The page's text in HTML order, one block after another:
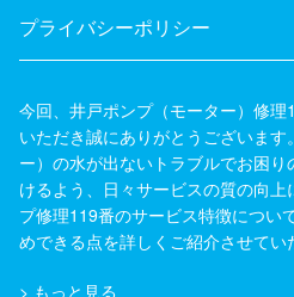
プライバシーポリシー
今回、井戸ポンプ（モーター）修
いただき誠にありがとうございま
ー）の水が出ないトラブルでお困
けるよう、日々サービスの質の向
プ修理119番のサービス特徴につい
めできる点を詳しくご紹介させてい
> もっと見る